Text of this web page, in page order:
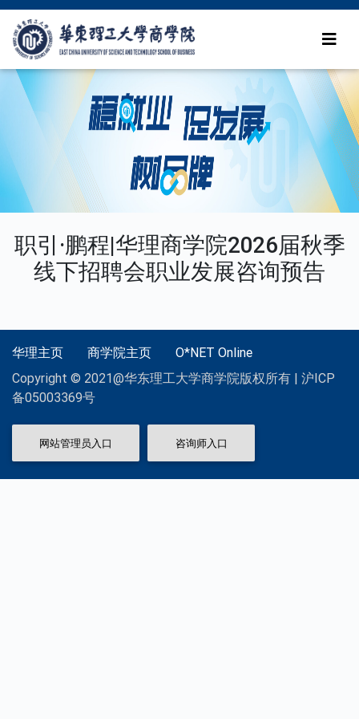
职引·鹏程|华理商学院2026届秋季
线下招聘会职业发展咨询预告
华理主页 商学院主页
O*NET Online
Copyright © 2021@华东理工大学商学院版权所有 | 沪ICP
备05003369号
网站管理员入口 咨询师入口